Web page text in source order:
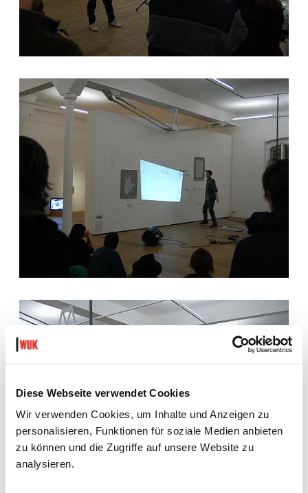
Diese Webseite verwendet Cookies
Wir verwenden Cookies, um Inhalte und Anzeigen zu
personalisieren, Funktionen für soziale Medien anbieten
zu können und die Zugriffe auf unsere Website zu
analysieren.